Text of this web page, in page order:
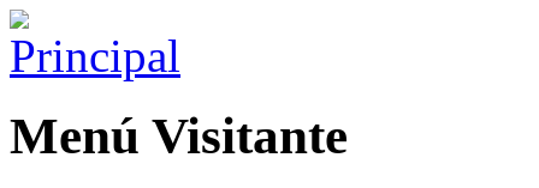
Menú Visitante